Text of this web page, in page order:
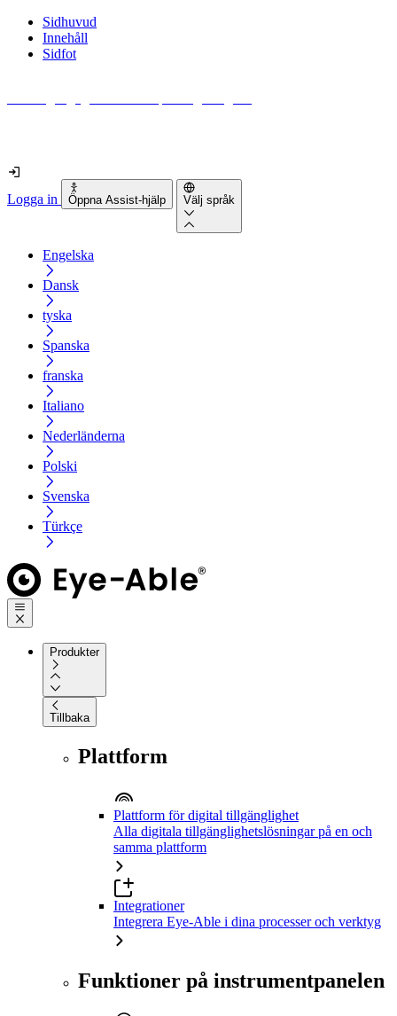
Sidhuvud
Innehåll
Sidfot
Logga in Öppna Assist-hjälp Välj språk
Engelska
Dansk
tyska
Spanska
franska
Italiano
Nederländerna
Polski
Svenska
Türkçe
Produkter
Tillbaka
Plattform
Plattform för digital tillgänglighet
Alla digitala tillgänglighetslösningar på en och
samma plattform
Integrationer
Integrera Eye-Able i dina processer och verktyg
Funktioner på instrumentpanelen